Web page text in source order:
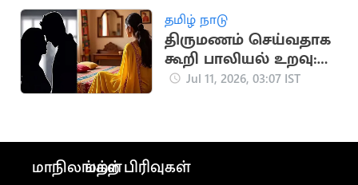
அமைச்சகம்
தமிழ் நாடு
திருமணம் செய்வதாக
கூறி பாலியல் உறவு:
இளைஞர் மீது பெண்
Jul 11, 2026, 03:07 IST
மாநிலங்கள்மற்ற பிரிவுகள்